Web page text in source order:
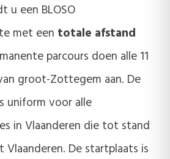
u een BLOSO
met een totale afstand
parcours doen alle 11
groot-Zottegem aan. De
uniform voor alle
in Vlaanderen die tot stand
Vlaanderen. De startplaats is